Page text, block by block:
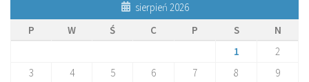
sierpień 2026
P
W Ś C P S
N
1
2
3
4 5 6 7 8
9